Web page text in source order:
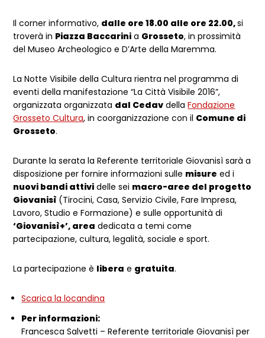
Il corner informativo, dalle ore 18.00 alle ore 22.00,si
troverà in Piazza Baccarini a Grosseto, in prossimità
del Museo Archeologico e D’Arte della Maremma.
La Notte Visibile della Cultura rientra nel programma di
eventi della manifestazione “La Città Visibile 2016”,
organizzata organizzata dal Cedav dellaFondazione
Grosseto Cultura, in coorganizzazione con il Comune di
Grosseto.
Durante la serata la Referente territoriale Giovanisì sarà a
disposizione per fornire informazioni sulle misure ed i
nuovi bandi attivi delle sei macro-aree del progetto
Giovanisì (Tirocini, Casa, Servizio Civile, Fare Impresa,
Lavoro, Studio e Formazione) e sulle opportunità di
‘Giovanisì+’, area dedicata a temi come
partecipazione, cultura, legalità, sociale e sport.
La partecipazione è libera e gratuita.
Scarica la locandina
Per informazioni:
Francesca Salvetti – Referente territoriale Giovanisì per